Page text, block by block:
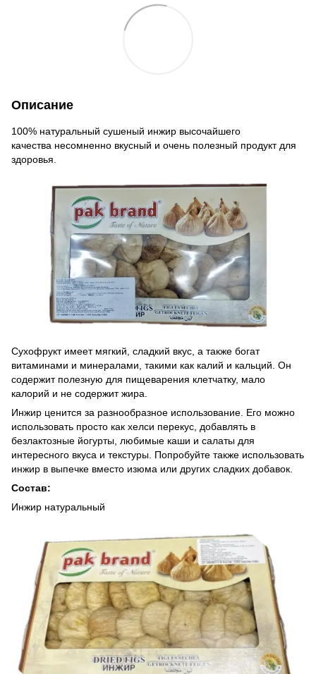
Описание
100% натуральный сушеный инжир высочайшего
качества несомненно вкусный и очень полезный продукт для
здоровья.
Сухофрукт имеет мягкий, сладкий вкус, а также богат
витаминами и минералами, такими как калий и кальций. Он
содержит полезную для пищеварения клетчатку, мало
калорий и не содержит жира.
Инжир ценится за разнообразное использование. Его можно
использовать просто как хелси перекус, добавлять в
безлактозные йогурты, любимые каши и салаты для
интересного вкуса и текстуры. Попробуйте также использовать
инжир в выпечке вместо изюма или других сладких добавок.
Состав:
Инжир натуральный